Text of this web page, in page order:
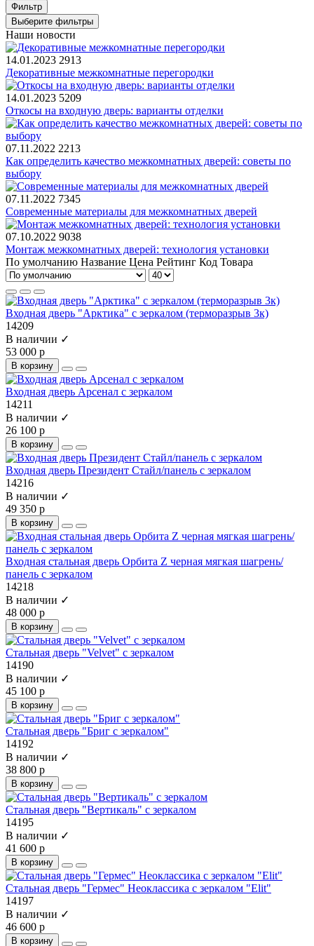
Фильтр
Выберите фильтры
Наши новости
14.01.2023 2913
Декоративные межкомнатные перегородки
14.01.2023 5209
Откосы на входную дверь: варианты отделки
07.11.2022 2213
Как определить качество межкомнатных дверей: советы по
выбору
07.11.2022 7345
Современные материалы для межкомнатных дверей
07.10.2022 9038
Монтаж межкомнатных дверей: технология установки
По умолчанию Название Цена Рейтинг Код Товара
Входная дверь "Арктика" с зеркалом (терморазрыв 3к)
14209
В наличии ✓
53 000 р
В корзину
Входная дверь Арсенал с зеркалом
14211
В наличии ✓
26 100 р
В корзину
Входная дверь Президент Стайл/панель с зеркалом
14216
В наличии ✓
49 350 р
В корзину
Входная стальная дверь Орбита Z черная мягкая шагрень/
панель с зеркалом
14218
В наличии ✓
48 000 р
В корзину
Стальная дверь "Velvet" с зеркалом
14190
В наличии ✓
45 100 р
В корзину
Стальная дверь "Бриг с зеркалом"
14192
В наличии ✓
38 800 р
В корзину
Стальная дверь "Вертикаль" с зеркалом
14195
В наличии ✓
41 600 р
В корзину
Стальная дверь "Гермес" Неоклассика с зеркалом "Elit"
14197
В наличии ✓
46 600 р
В корзину